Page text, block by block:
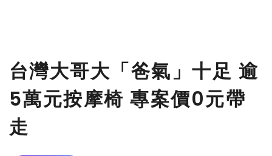
台灣大哥大「爸氣」十足 逾
5萬元按摩椅 專案價0元帶
走